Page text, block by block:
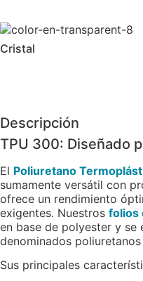
Cristal
Descripción
TPU 300: Diseñado
El Poliuretano
sumamente versátil con
ofrece un rendimiento
exigentes. Nuestros folios
en base de polyester y se
denominados
Sus principales